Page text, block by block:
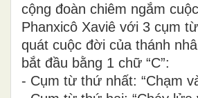
cộng đoàn chiêm ngắm
Phanxicô Xaviê với 3 cụm
quát cuộc đời của thánh
bắt đầu bằng 1 chữ “C”:
- Cụm từ thứ nhất: “Chạm